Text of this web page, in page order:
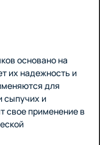
основано на
их надежность и
для
сыпучих и
свое применение в